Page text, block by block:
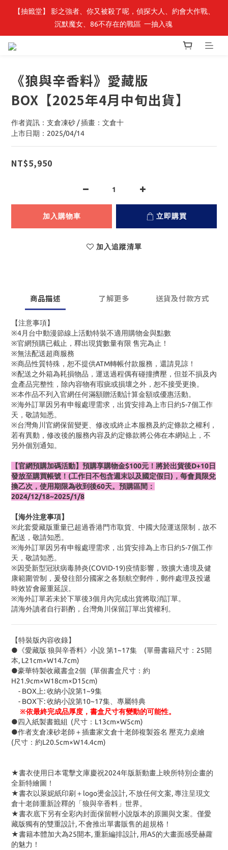
最新開賣🔥「全知讀者視角」 周邊商品
【抽籤堂】 影之強者、你又被殺了呢，偵探大人、約會大作戰、
沉默魔女、86不存在的戰區  一抽入魂
《狼與辛香料》愛藏版
BOX【2025年4月中旬出貨】
作者資訊：支倉凍砂 / 插畫：文倉十
上市日期：2025/04/14
NT$5,950
加入購物車 立即購買
加入追蹤清單
商品描述 了解更多 送貨及付款方式
【注意事項】
※4月台中動漫節線上活動特裝不適用購物金與點數
※官網預購已截止，釋出現貨數量有限 售完為止！
※無法配送超商服務
※商品性質特殊，恕不提供ATM轉帳付款服務，還請見諒！
※配送之外箱為耗損物品，運送過程偶有碰撞擠壓，但並不損及內
盒產品完整性，除內容物有瑕疵或損壞之外，恕不接受更換。
※本作品不列入官網任何滿額贈活動計算金額或優惠活動。
※海外訂單因另有申報處理需求，出貨安排為上市日約5-7個工作
天，敬請知悉。
※台灣角川官網保留變更、修改或終止本服務及約定條款之權利，
若有異動，修改後的服務內容及約定條款將公佈在本網站上，不
另外個別通知。
【官網預購加碼活動】預購享購物金$100元！將於出貨後D+10日
發放至購買帳號！(工作日不包含週末以及國定假日)，每會員限兌
換乙次，使用期限為收到後60天。預購區間：
2024/12/18~2025/1/8
【海外注意事項】
※此套愛藏版重量已超過香港門市取貨、中國大陸運送限制，故不
配送，敬請知悉。
※海外訂單因另有申報處理需求，出貨安排為上市日約5-7個工作
天，敬請知悉。
※因受新型冠狀病毒肺炎(COVID-19)疫情影響，致擴大邊境及健
康範圍管制，爰發往部分國家之各類航空郵件，郵件處理及投遞
時效皆會嚴重延誤。
※海外訂單若未於下單後3個月內完成出貨將取消訂單。
請海外讀者自行斟酌，台灣角川保留訂單出貨權利。
【特裝版內容收錄】
●《愛藏版 狼與辛香料》小說 第1~17集 (單冊書籍尺寸：25開
本, L21cm×W14.7cm)
●豪華特製收藏書盒2個 (單個書盒尺寸：約
H21.9cm×W18cm×D15cm)
- BOX上: 收納小說第1~9集
- BOX下: 收納小說第10~17集、專屬特典
※依最終完成品厚度，書盒尺寸有變動的可能性。
●四入紙製書籤組 (尺寸：L13cm×W5cm)
●作者支倉凍砂老師＋插畫家文倉十老師複製簽名 壓克力桌繪
(尺寸：約L20.5cm×W14.4cm)
★書衣使用日本電擊文庫慶祝2024年版新動畫上映所特別企畫的
全新特繪圖！
★書衣以萊妮紙印刷＋logo燙金設計, 不放任何文案, 專注呈現文
倉十老師重新詮釋的「狼與辛香料」世界。
★書衣底下另有全彩內封面保留輕小說版本的原圖與文案。僅愛
藏版獨有的雙重設計, 不會推出單書販售的超規格！
★書籍本體加大為25開本, 重新編排設計, 用A5的大畫面感受赫蘿
的魅力！